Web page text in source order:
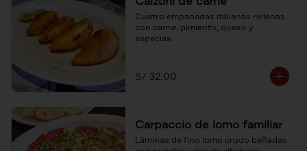
Cuatro empanadas italianas rellenas
con carne, pimiento, queso y
especias.
S/ 32.00
Carpaccio de lomo familiar
Láminas de fino lomo crudo bañadas